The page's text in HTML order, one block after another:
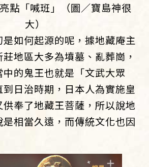
點「喊班」（圖／寶島神很
大）
如何起源的呢，據地藏庵主
地區大多為墳墓、亂葬崗，
的鬼王也就是「文武大眾
日治時期，日本人為實施皇
奉了地藏王菩薩，所以說地
相當久遠，而傳統文化也因